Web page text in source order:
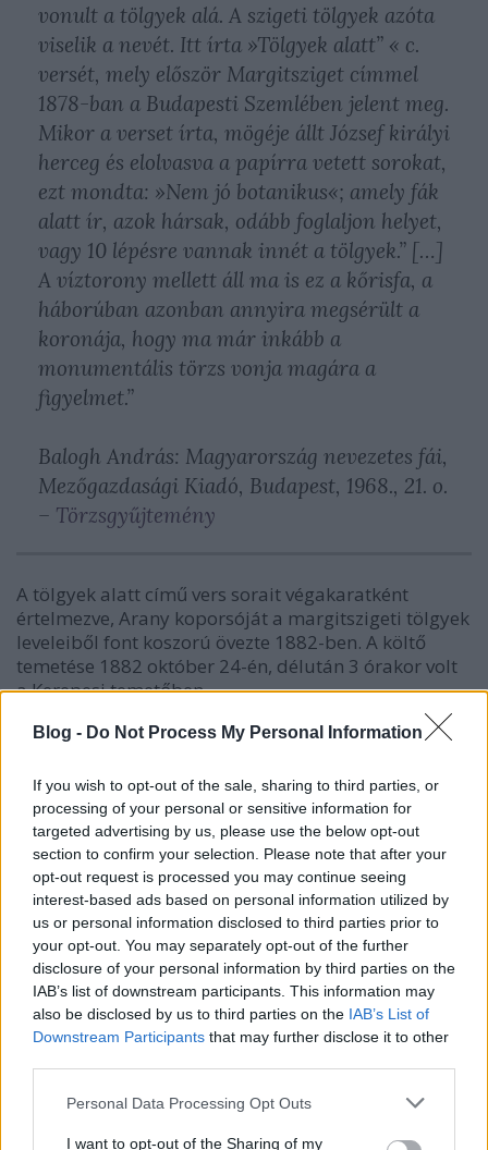
Blog - Do Not Process My Personal Information
If you wish to opt-out of the sale, sharing to third parties, or
processing of your personal or sensitive information for
targeted advertising by us, please use the below opt-out
section to confirm your selection. Please note that after your
opt-out request is processed you may continue seeing
interest-based ads based on personal information utilized by
us or personal information disclosed to third parties prior to
your opt-out. You may separately opt-out of the further
disclosure of your personal information by third parties on the
IAB’s list of downstream participants. This information may
also be disclosed by us to third parties on the IAB’s List of
Downstream Participants that may further disclose it to other
Please note that this website/app uses one or more Google
not limited to your visit or usage behaviour. You may click to
Personal Data Processing Opt Outs
I want to opt-out of the Sharing of my
vonult a tölgyek alá. A szigeti tölgyek azóta
viselik a nevét. Itt írta »Tölgyek alatt” « c.
versét, mely először Margitsziget címmel
1878-ban a Budapesti Szemlében jelent meg.
Mikor a verset írta, mögéje állt József királyi
herceg és elolvasva a papírra vetett sorokat,
ezt mondta: »Nem jó botanikus«; amely fák
alatt ír, azok hársak, odább foglaljon helyet,
vagy 10 lépésre vannak innét a tölgyek.” […]
A víztorony mellett áll ma is ez a kőrisfa, a
háborúban azonban annyira megsérült a
koronája, hogy ma már inkább a
monumentális törzs vonja magára a
figyelmet.”
Balogh András: Magyarország nevezetes fái,
Mezőgazdasági Kiadó, Budapest, 1968., 21. o.
– Törzsgyűjtemény
A tölgyek alatt című vers sorait végakaratként
értelmezve, Arany koporsóját a margitszigeti tölgyek
leveleiből font koszorú övezte 1882-ben. A költő
temetése 1882 október 24-én, délután 3 órakor volt
a Kerepesi temetőben.
„A tölgyek alatt
Vágynám lenyugodni,
Ha csontjaimat
Meg kelletik adni;
De, akárhol vár
A pihenő hely rám:
Egyszerüen, bár
Tölgy lenne a fejfám!”
Arany János:A tölgyek alatt, részlet– Arany
Elektronikus Könyvtárban